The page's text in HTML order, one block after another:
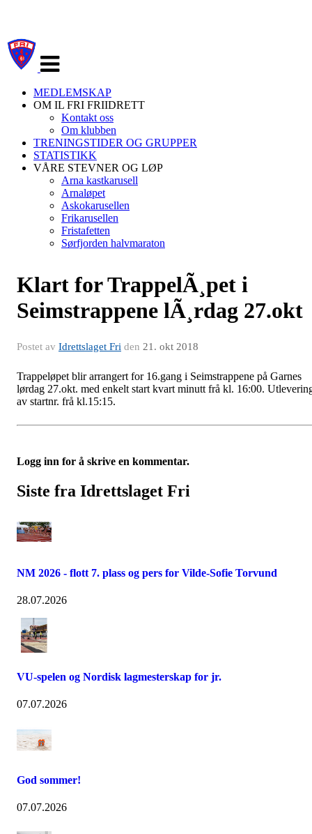
navigasjon
MEDLEMSKAP
OM IL FRI FRIIDRETT
Kontakt oss
Om klubben
TRENINGSTIDER OG GRUPPER
STATISTIKK
VÅRE STEVNER OG LØP
Arna kastkarusell
Arnaløpet
Askokarusellen
Frikarusellen
Fristafetten
Sørfjorden halvmaraton
Klart for TrappelÃ¸pet i
Seimstrappene lÃ¸rdag 27.okt
Postet av Idrettslaget Fri den 21. okt 2018
Trappeløpet blir arrangert for 16.gang i Seimstrappene på Garnes
lørdag 27.okt. med enkelt start kvart minutt frå kl. 16:00.
av startnr. frå kl.15:15.
Logg inn for å skrive en kommentar.
Siste fra Idrettslaget Fri
NM 2026 - flott 7. plass og pers for Vilde-Sofie Torvund
28.07.2026
VU-spelen og Nordisk lagmesterskap for jr.
07.07.2026
God sommer!
07.07.2026